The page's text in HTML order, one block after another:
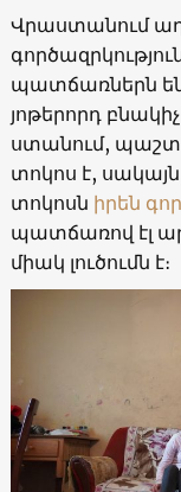
Վրաստանում
պատճառներն
յոթերորդ
ստանում,
տոկոս է,
տոկոսն իրեն
պատճառով էլ
միակ լուծումն է։